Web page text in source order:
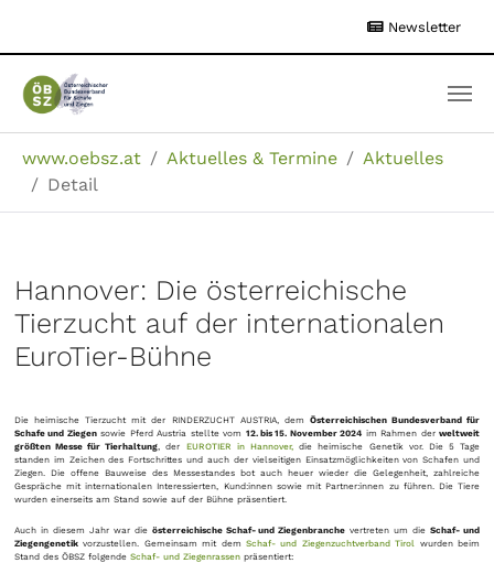
Newsletter
www.oebsz.at Aktuelles & Termine
Aktuelles
Detail
Hannover: Die österreichische
Tierzucht auf der internationalen
EuroTier-Bühne
Die heimische Tierzucht mit der RINDERZUCHT AUSTRIA, dem Österreichischen Bundesverband für
Schafe und Ziegensowie Pferd Austria stellte vom 12. bis 15. November 2024 im Rahmen derweltweit
größten Messe für Tierhaltung, der EUROTIER in Hannover, die heimische Genetik vor. Die 5 Tage
standen im Zeichen des Fortschrittes und auch der vielseitigen Einsatzmöglichkeiten von Schafen und
Ziegen. Die offene Bauweise des Messestandes bot auch heuer wieder die Gelegenheit, zahlreiche
Gespräche mit internationalen Interessierten, Kund:innen sowie mit Partner:innen zu führen. Die Tiere
wurden einerseits am Stand sowie auf der Bühne präsentiert.
Auch in diesem Jahr war die österreichische Schaf- und Ziegenbranche vertreten um dieSchaf- und
Ziegengenetikvorzustellen. Gemeinsam mit dem Schaf- und Ziegenzuchtverband Tirol wurden beim
Stand des ÖBSZ folgende Schaf- und Ziegenrassenpräsentiert: